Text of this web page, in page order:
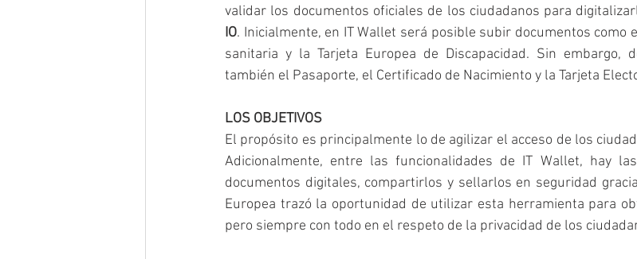
IO. Inicialmente, en IT Wallet será posible subir documentos como
sanitaria y la Tarjeta Europea de Discapacidad. Sin embargo,
también el Pasaporte, el Certificado de Nacimiento y la Tarjeta
LOS OBJETIVOS
El propósito es principalmente lo de agilizar el acceso de los
Adicionalmente, entre las funcionalidades de IT Wallet, hay
documentos digitales, compartirlos y sellarlos en seguridad
Europea trazó la oportunidad de utilizar esta herramienta para
pero siempre con todo en el respeto de la privacidad de los